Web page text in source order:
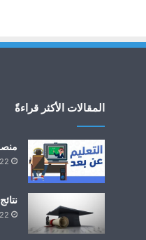
المقالات الأكثر قراءةً
22 ديسمبر 2020
نتائج
22 يناير 2023